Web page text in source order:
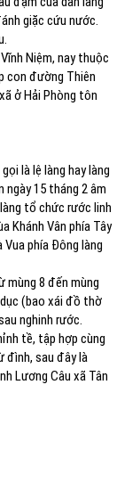
giặc cứu nước.
Niệm, nay thuộc
con đường Thiên
ở Hải Phòng tôn
là lệ làng hay làng
ngày 15 tháng 2 âm
tổ chức rước linh
Khánh Vân phía Tây
phía Đông làng
mùng 8 đến mùng
dục (bao xái đồ thờ
nghinh rước.
tề, tập hợp cùng
sau đây là
Lương Câu xã Tân